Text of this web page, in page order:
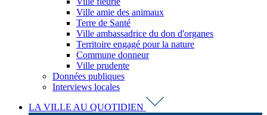
Ville amie des animaux
Terre de Santé
Ville ambassadrice du don d'organes
Territoire engagé pour la nature
Commune donneur
Ville prudente
Données publiques
Interviews locales
LA VILLE AU QUOTIDIEN